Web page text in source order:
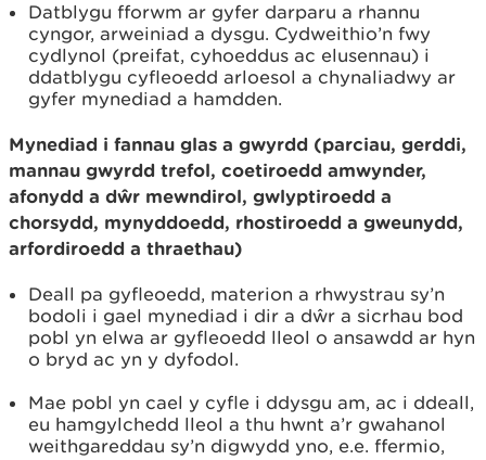
Datblygu fforwm ar gyfer darparu a rhannu
cyngor, arweiniad a dysgu. Cydweithio’n fwy
cydlynol (preifat, cyhoeddus ac elusennau) i
ddatblygu cyfleoedd arloesol a chynaliadwy ar
gyfer mynediad a hamdden.
Mynediad i fannau glas a gwyrdd (parciau, gerddi,
mannau gwyrdd trefol, coetiroedd amwynder,
afonydd a dŵr mewndirol, gwlyptiroedd a
chorsydd, mynyddoedd, rhostiroedd a gweunydd,
arfordiroedd a thraethau)
Deall pa gyfleoedd, materion a rhwystrau sy’n
bodoli i gael mynediad i dir a dŵr a sicrhau bod
pobl yn elwa ar gyfleoedd lleol o ansawdd ar hyn
o bryd ac yn y dyfodol.
Mae pobl yn cael y cyfle i ddysgu am, ac i ddeall,
eu hamgylchedd lleol a thu hwnt a’r gwahanol
weithgareddau sy’n digwydd yno, e.e. ffermio,